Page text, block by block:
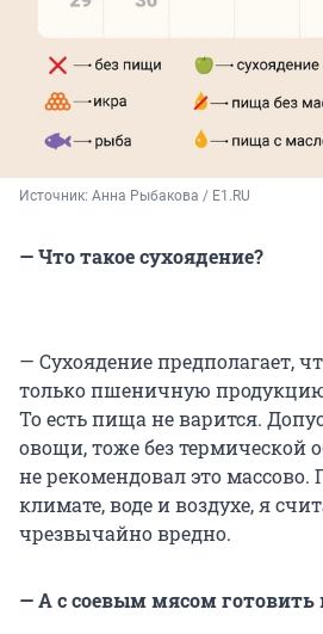
Источник: Анна Рыбакова / E1.RU
— Что такое сухоядение?
— Сухоядение предполагает,
только пшеничную продукцию
То есть пища не варится.
овощи, тоже без термической
не рекомендовал это
климате, воде и воздухе, я
чрезвычайно вредно.
— А с соевым мясом